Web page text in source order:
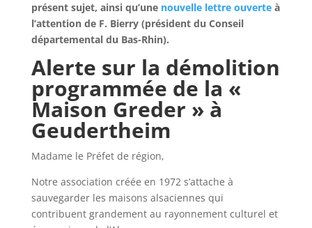
présent sujet, ainsi qu’une nouvelle lettre ouverteà
l’attention de F. Bierry (président du Conseil
départemental du Bas-Rhin).
Alerte sur la démolition
programmée de la «
Maison Greder » à
Geudertheim
Madame le Préfet de région,
Notre association créée en 1972 s’attache à
sauvegarder les maisons alsaciennes qui
contribuent grandement au rayonnement culturel et